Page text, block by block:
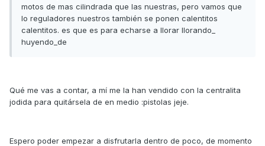
motos de mas cilindrada que las nuestras, pero vamos que
lo reguladores nuestros también se ponen calentitos
calentitos. es que es para echarse a llorar llorando_
huyendo_de
Qué me vas a contar, a mí me la han vendido con la centralita
jodida para quitársela de en medio :pistolas jeje.
Espero poder empezar a disfrutarla dentro de poco, de momento